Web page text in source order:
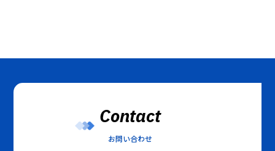
Contact
お問い合わせ